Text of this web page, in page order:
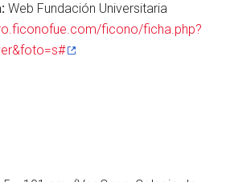
Web Fundación Universitaria
ficono/ficha.php?